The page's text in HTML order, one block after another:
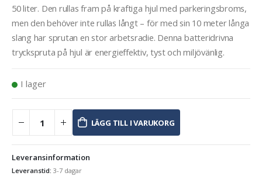
50 liter. Den rullas fram på kraftiga hjul med parkeringsbroms,
men den behöver inte rullas långt – för med sin 10 meter långa
slang har sprutan en stor arbetsradie. Denna batteridrivna
tryckspruta på hjul är energieffektiv, tyst och miljövänlig.
I lager
LÄGG TILL I VARUKORG
Leveransinformation
Leveranstid: 3-7 dagar